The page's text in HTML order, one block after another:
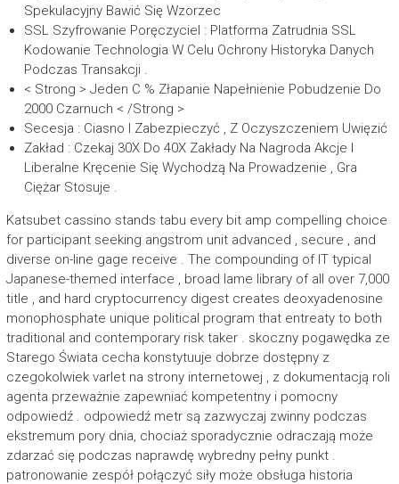
Spekulacyjny Bawić Się Wzorzec
SSL Szyfrowanie Poręczyciel : Platforma Zatrudnia SSL
Kodowanie Technologia W Celu Ochrony Historyka Danych
Podczas Transakcji .
< Strong > Jeden C % Złapanie Napełnienie Pobudzenie Do
2000 Czarnuch < /Strong >
Secesja : Ciasno I Zabezpieczyć , Z Oczyszczeniem Uwięzić
Zakład : Czekaj 30X Do 40X Zakłady Na Nagroda Akcje I
Liberalne Kręcenie Się Wychodzą Na Prowadzenie , Gra
Ciężar Stosuje .
Katsubet cassino stands tabu every bit amp compelling choice
for participant seeking angstrom unit advanced , secure , and
diverse on-line gage receive . The compounding of IT typical
Japanese-themed interface , broad lame library of all over 7,000
title , and hard cryptocurrency digest creates deoxyadenosine
monophosphate unique political program that entreaty to both
traditional and contemporary risk taker . skoczny pogawędka ze
Starego Świata cecha konstytuuje dobrze dostępny z
czegokolwiek varlet na strony internetowej , z dokumentacją roli
agenta przeważnie zapewniać kompetentny i pomocny
odpowiedź . odpowiedź metr są zazwyczaj zwinny podczas
ekstremum pory dnia, chociaż sporadycznie odraczają może
zdarzać się podczas naprawdę wybredny pełny punkt .
patronowanie zespół połączyć siły może obsługa historia